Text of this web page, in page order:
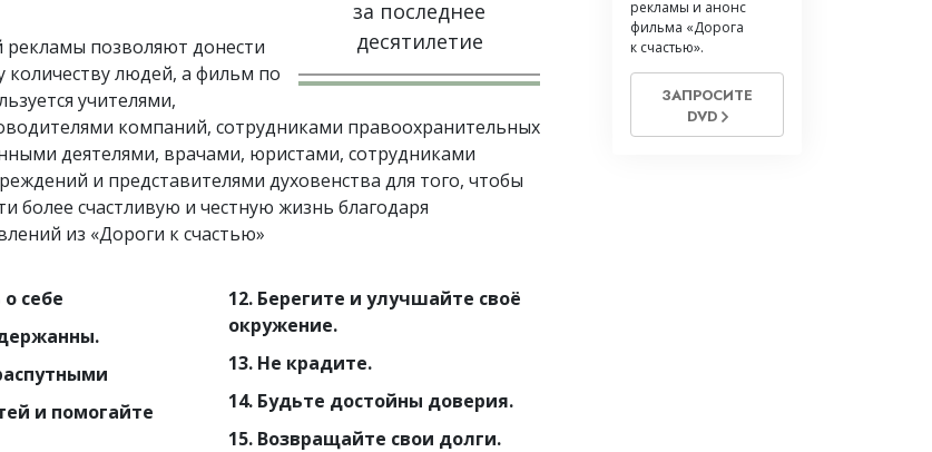
за последнее
десятилетие
рекламы позволяют донести
количеству людей, а фильм по
учителями,
компаний, сотрудниками правоохранительных
деятелями, врачами, юристами, сотрудниками
и представителями духовенства для того, чтобы
более счастливую и честную жизнь благодаря
из «Дороги к счастью»
себе
и помогайте
12. Берегите и улучшайте своё
окружение.
13. Не крадите.
14. Будьте достойны доверия.
15. Возвращайте свои долги.
рекламы и анонс
фильма «Дорога
к счастью».
ЗАПРОСИТЕ
DVD